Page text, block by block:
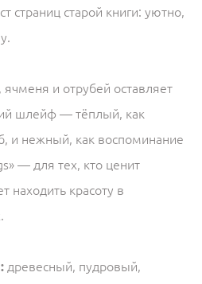
страниц старой книги: уютно,
ячменя и отрубей оставляет
шлейф — тёплый, как
и нежный, как воспоминание
— для тех, кто ценит
находить красоту в
древесный, пудровый,